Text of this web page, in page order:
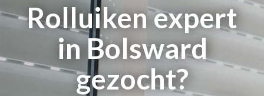
Rolluiken expert
in Bolsward
gezocht?